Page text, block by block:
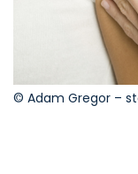
© Adam Gregor –